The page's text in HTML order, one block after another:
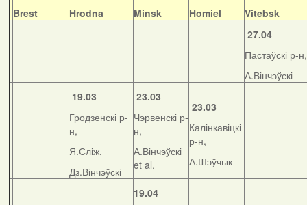
Brest
Hrodna
Minsk
Homiel
Vitebsk
27.04
Пастаўскі р-н,
А.Вінчэўскі
19.03
Гродзенскі р-
н,
Я.Сліж,
Дз.Вінчэўскі
23.03
Чэрвенскі р-
н,
А.Вінчэўскі
et al.
23.03
Калінкавіцкі
р-н,
А.Шэўчык
19.04